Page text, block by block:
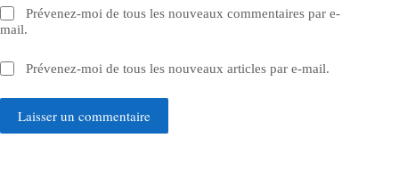
Prévenez-moi de tous les nouveaux commentaires par e-
mail.
Prévenez-moi de tous les nouveaux articles par e-mail.
Laisser un commentaire